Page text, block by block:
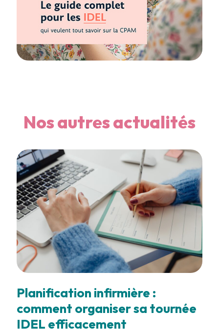
Nos autres actualités
Planification infirmière :
comment organiser sa tournée
IDEL efficacement